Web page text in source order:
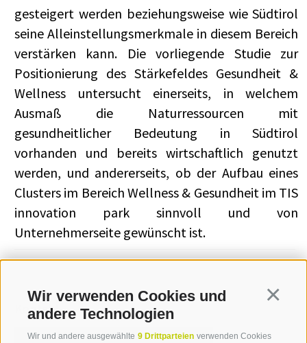
Wir verwenden Cookies und
andere Technologien
Wir und andere ausgewählte 9 Drittparteien verwenden Cookies
gesteigert werden beziehungsweise wie Südtirol
seine Alleinstellungsmerkmale in diesem Bereich
verstärken kann. Die vorliegende Studie zur
Positionierung des Stärkefeldes Gesundheit &
Wellness untersucht einerseits, in welchem
Ausmaß die Naturressourcen mit
gesundheitlicher Bedeutung in Südtirol
vorhanden und bereits wirtschaftlich genutzt
werden, und andererseits, ob der Aufbau eines
Clusters im Bereich Wellness & Gesundheit im TIS
innovation park sinnvoll und von
Unternehmerseite gewünscht ist.
Kontakt